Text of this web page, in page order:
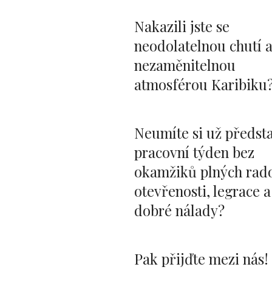
Nakazili jste se
neodolatelnou chutí a
nezaměnitelnou
atmosférou
Neumíte si už
pracovní týden bez
okamžiků plných
otevřenosti, legrace a
dobré nálady?
Pak přijďte mezi nás!